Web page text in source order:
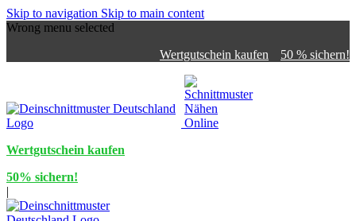
Skip to navigation Skip to main content
Wrong menu selected
Wertgutschein kaufen
50 % sichern!
Wertgutschein kaufen
50% sichern!
|